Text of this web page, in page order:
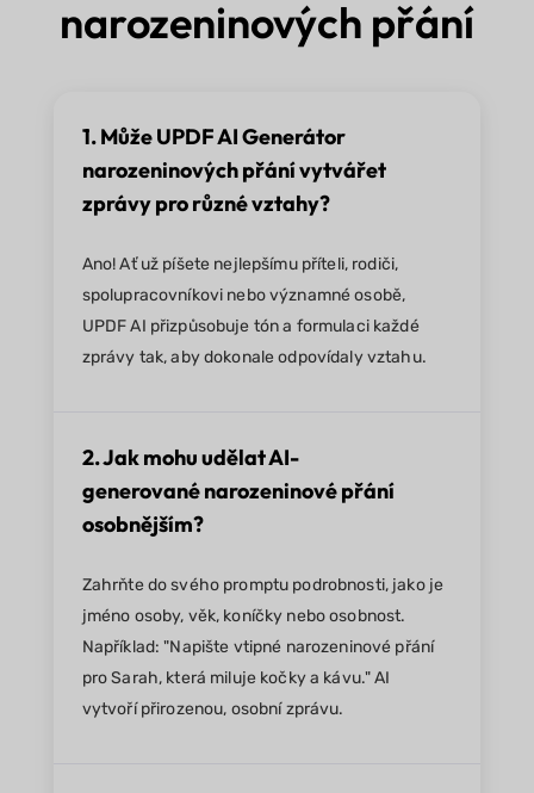
narozeninových přání
1. Může UPDF AI Generátor
narozeninových přání vytvářet
zprávy pro různé vztahy?
Ano! Ať už píšete nejlepšímu příteli, rodiči,
spolupracovníkovi nebo významné osobě,
UPDF AI přizpůsobuje tón a formulaci každé
zprávy tak, aby dokonale odpovídaly vztahu.
2. Jak mohu udělat AI-
generované narozeninové přání
osobnějším?
Zahrňte do svého promptu podrobnosti, jako je
jméno osoby, věk, koníčky nebo osobnost.
Například: "Napište vtipné narozeninové přání
pro Sarah, která miluje kočky a kávu." AI
vytvoří přirozenou, osobní zprávu.